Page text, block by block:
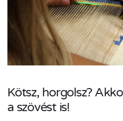
Kötsz, horgolsz?
a szövést is!